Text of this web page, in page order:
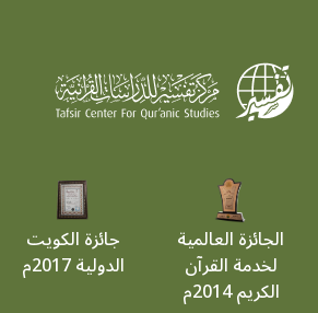
الجائزة العالمية
لخدمة القرآن
الكريم 2014م
جائزة الكويت
الدولية 2017م